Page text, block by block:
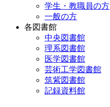
学生・教職員の方
一般の方
各図書館
中央図書館
理系図書館
医学図書館
芸術工学図書館
筑紫図書館
記録資料館